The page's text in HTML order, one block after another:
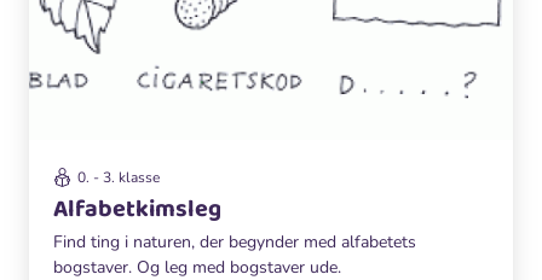
0. - 3. klasse
Alfabetkimsleg
Find ting i naturen, der begynder med alfabetets
bogstaver. Og leg med bogstaver ude.